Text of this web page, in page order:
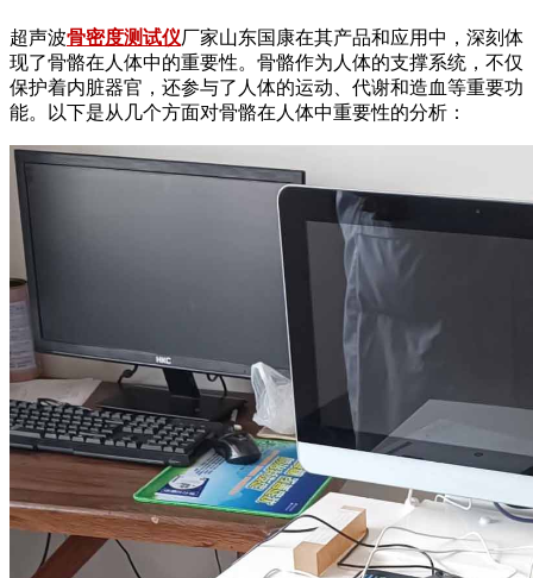
超声波骨密度测试仪厂家山东国康在其产品和应用中，深刻体
现了骨骼在人体中的重要性。骨骼作为人体的支撑系统，不仅
保护着内脏器官，还参与了人体的运动、代谢和造血等重要功
能。以下是从几个方面对骨骼在人体中重要性的分析：